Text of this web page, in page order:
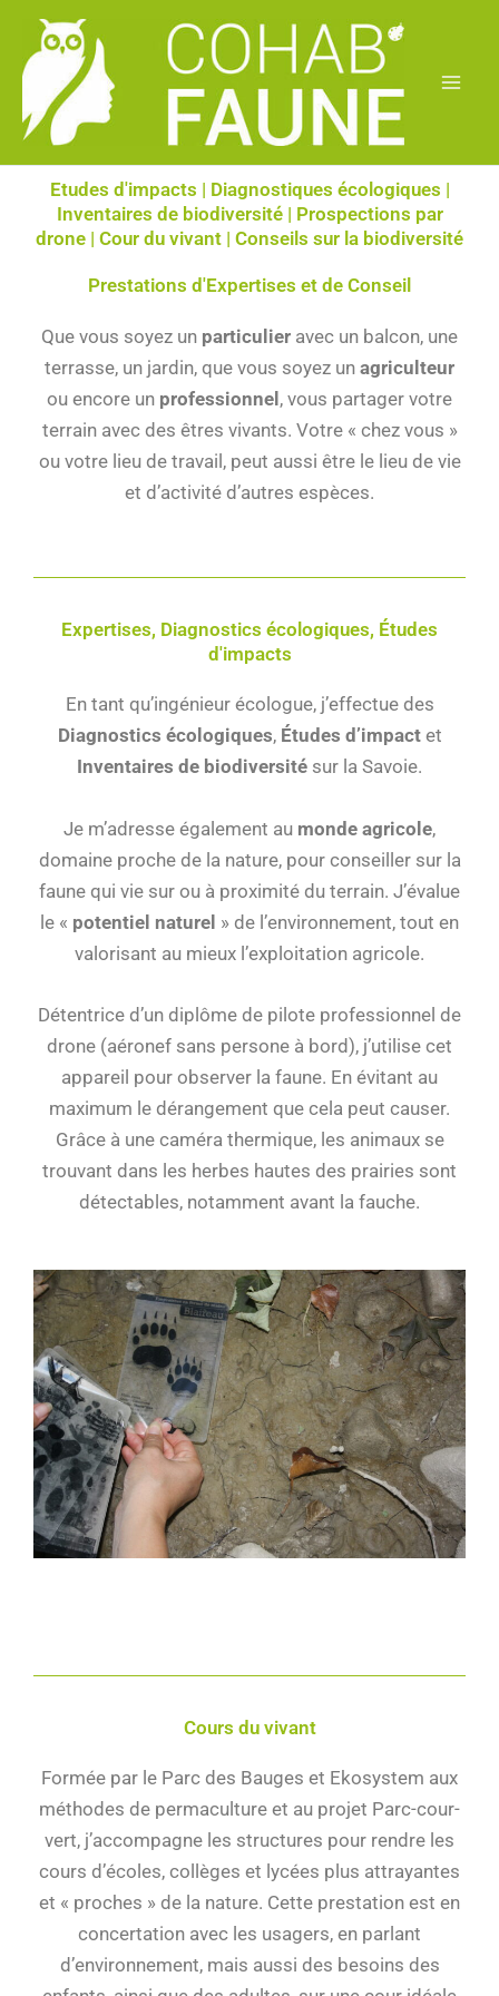
contenu
Etudes d'impacts | Diagnostiques écologiques |
Inventaires de biodiversité | Prospections par
drone | Cour du vivant | Conseils sur la biodiversité
Prestations d'Expertises et de Conseil
Que vous soyez un particulier avec un balcon, une
terrasse, un jardin, que vous soyez un agriculteur
ou encore un professionnel , vous partager votre
terrain avec des êtres vivants. Votre « chez vous »
ou votre lieu de travail, peut aussi être le lieu de vie
et d’activité d’autres espèces.
Expertises, Diagnostics écologiques, Études
d'impacts
En tant qu’ingénieur écologue, j’effectue des
Diagnostics écologiques, Études d’impactet
Inventaires de biodiversité sur la Savoie.
Je m’adresse également au monde agricole,
domaine proche de la nature, pour conseiller sur la
faune qui vie sur ou à proximité du terrain. J’évalue
le « potentiel naturel » de l’environnement, tout en
valorisant au mieux l’exploitation agricole.
Détentrice d’un diplôme de pilote professionnel de
drone (aéronef sans persone à bord), j’utilise cet
appareil pour observer la faune. En évitant au
maximum le dérangement que cela peut causer.
Grâce à une caméra thermique, les animaux se
trouvant dans les herbes hautes des prairies sont
détectables, notamment avant la fauche.
Cours du vivant
Formée par le Parc des Bauges et Ekosystem aux
méthodes de permaculture et au projet Parc-cour-
vert, j’accompagne les structures pour rendre les
cours d’écoles, collèges et lycées plus attrayantes
et « proches » de la nature. Cette prestation est en
concertation avec les usagers, en parlant
d’environnement, mais aussi des besoins des